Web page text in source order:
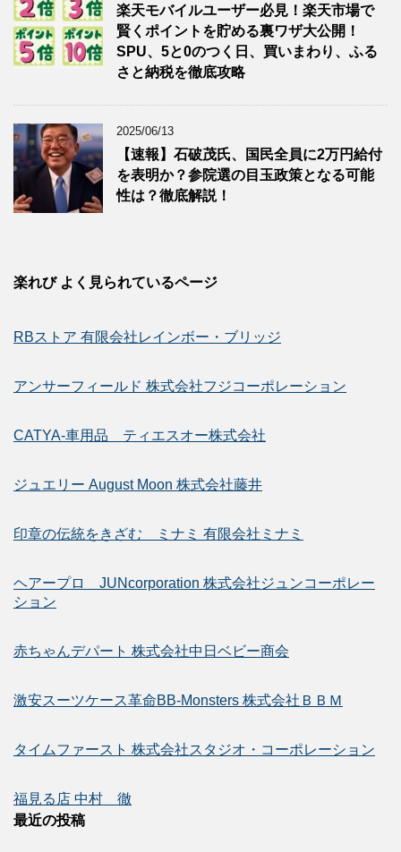
楽天モバイルユーザー必見！楽天市場で
賢くポイントを貯める裏ワザ大公開！
SPU、5と0のつく日、買いまわり、ふる
さと納税を徹底攻略
2025/06/13
【速報】石破茂氏、国民全員に2万円給付
を表明か？参院選の目玉政策となる可能
性は？徹底解説！
楽れび よく見られているページ
RBストア 有限会社レインボー・ブリッジ
アンサーフィールド 株式会社フジコーポレーション
CATYA-車用品 ティエスオー株式会社
ジュエリー August Moon 株式会社藤井
印章の伝統をきざむ ミナミ 有限会社ミナミ
ヘアープロ JUNcorporation 株式会社ジュンコーポレー
ション
赤ちゃんデパート 株式会社中日ベビー商会
激安スーツケース革命BB-Monsters 株式会社ＢＢＭ
タイムファースト 株式会社スタジオ・コーポレーション
福見る店 中村 徹
最近の投稿